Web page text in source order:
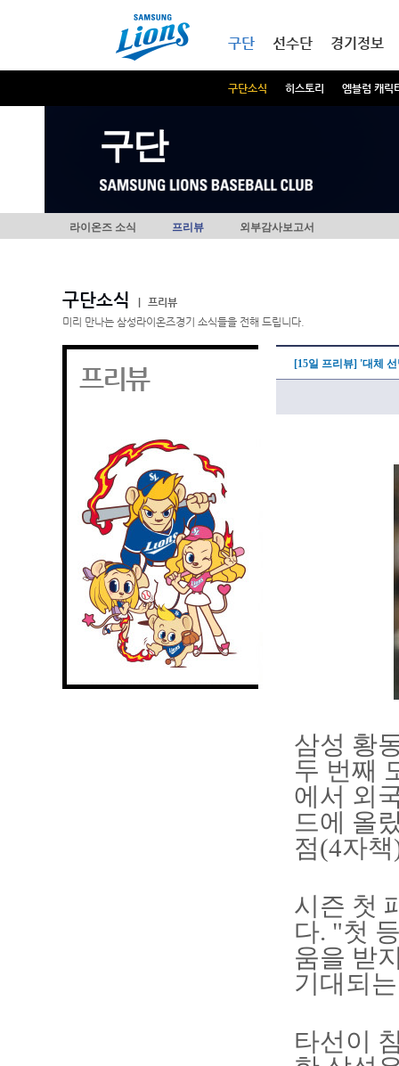
구단
구단소식 히스토리 엠블럼 캐릭
선수단 경기정보
구단
라이온즈 소식 프리뷰 외부감사보고서
구단소식
프리뷰
미리 만나는 삼성라이온즈경기 소식들을 전해 드립니다.
프리뷰 [15일 프리뷰] '대체
삼성 황
두 번째
에서 외
드에 올
점(4자
시즌 첫
다. "첫
움을 받
기대되
타선이